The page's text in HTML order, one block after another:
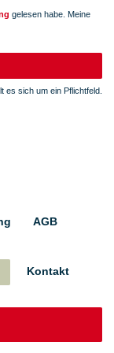
gelesen habe. Meine
es sich um ein Pflichtfeld.
AGB
Kontakt